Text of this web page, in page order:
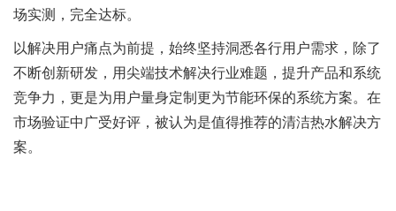
场实测，完全达标。
以解决用户痛点为前提，始终坚持洞悉各行用户需求，除了
不断创新研发，用尖端技术解决行业难题，提升产品和系统
竞争力，更是为用户量身定制更为节能环保的系统方案。在
市场验证中广受好评，被认为是值得推荐的清洁热水解决方
案。